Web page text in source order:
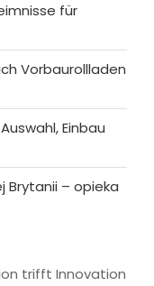
für
Vorbaurollladen
Einbau
Brytanii – opieka
trifft Innovation